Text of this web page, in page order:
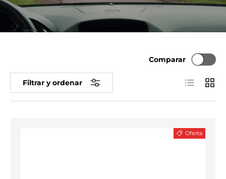
Filtrar y ordenar
Comparar
Lista
Oferta